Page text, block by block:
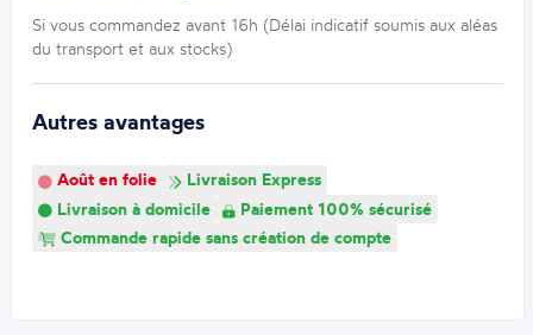
Si vous commandez avant 16h (Délai indicatif soumis aux aléas
du transport et aux stocks)
Autres avantages
Août en folie
Livraison Express
Livraison à domicile
Paiement 100% sécurisé
Commande rapide sans création de compte